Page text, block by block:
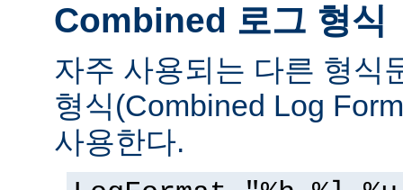
Combined 로그 형식
자주 사용되는 다른 형식
형식(Combined Log
사용한다.